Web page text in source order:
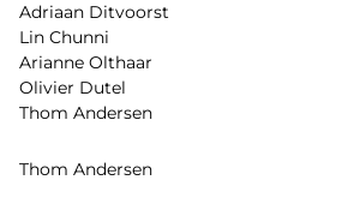
Adriaan Ditvoorst
Lin Chunni
Arianne Olthaar
Olivier Dutel
Thom Andersen
Thom Andersen